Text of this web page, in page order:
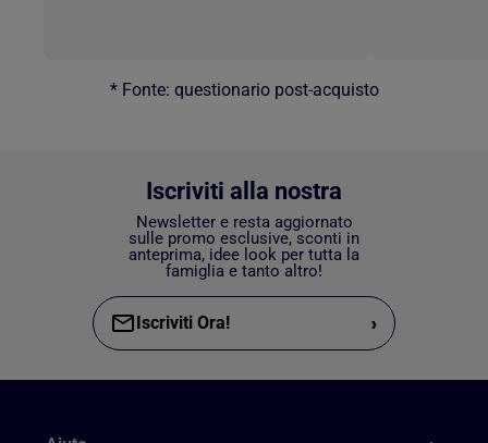
* Fonte: questionario post-acquisto
Iscriviti alla nostra
Newsletter e resta aggiornato
sulle promo esclusive, sconti in
anteprima, idee look per tutta la
famiglia e tanto altro!
Iscriviti Ora! ›